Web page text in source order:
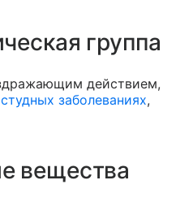
группа
действием,
заболеваниях,
вещества